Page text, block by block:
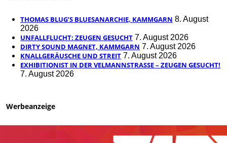
THOMAS BLUG’S BLUESANARCHIE, KAMMGARN 8. August
2026
UNFALLFLUCHT: ZEUGEN GESUCHT 7. August 2026
DIRTY SOUND MAGNET, KAMMGARN 7. August 2026
KNALLGERÄUSCHE UND STREIT 7. August 2026
EXHIBITIONIST IN DER VELMANNSTRASSE – ZEUGEN GESUCHT!
7. August 2026
Werbeanzeige